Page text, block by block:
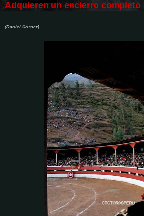
Adquieren un encierro completo
(Daniel Cósser)